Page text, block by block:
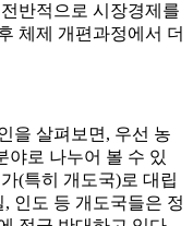
반적으로 시장경제를
체제 개편과정에서 더
을 살펴보면, 우선 농
야로 나누어 볼 수 있
(특히 개도국)로 대립
인도 등 개도국들은 정